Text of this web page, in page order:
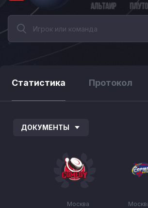
Статистика Протокол
ДОКУМЕНТЫ
Москва